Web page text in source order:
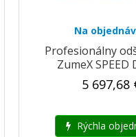
Na
Profesionálny
ZumeX SPEED
5 697,68
Rýchla